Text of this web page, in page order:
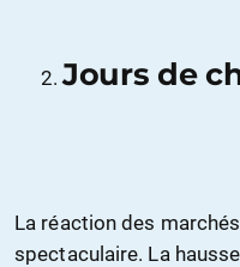
Jours de
La réaction des
spectaculaire. La